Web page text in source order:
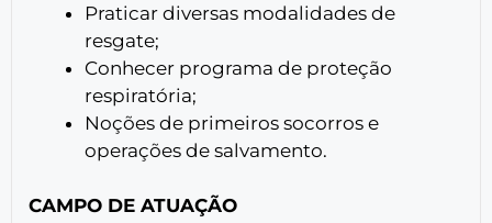
Praticar diversas modalidades de
resgate;
Conhecer programa de proteção
respiratória;
Noções de primeiros socorros e
operações de salvamento.
CAMPO DE ATUAÇÃO